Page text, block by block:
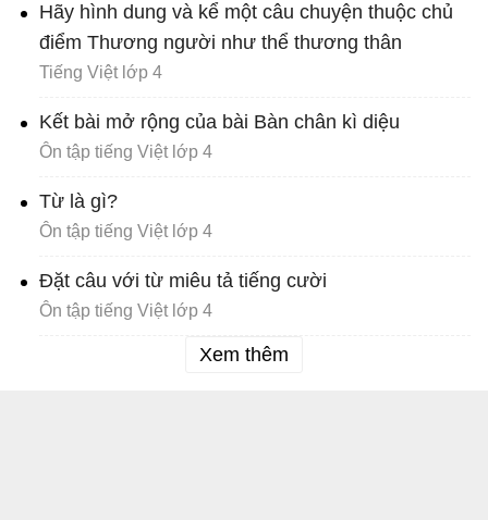
Hãy hình dung và kể một câu chuyện thuộc chủ
điểm Thương người như thể thương thân
Tiếng Việt lớp 4
Kết bài mở rộng của bài Bàn chân kì diệu
Ôn tập tiếng Việt lớp 4
Từ là gì?
Ôn tập tiếng Việt lớp 4
Đặt câu với từ miêu tả tiếng cười
Ôn tập tiếng Việt lớp 4
Xem thêm